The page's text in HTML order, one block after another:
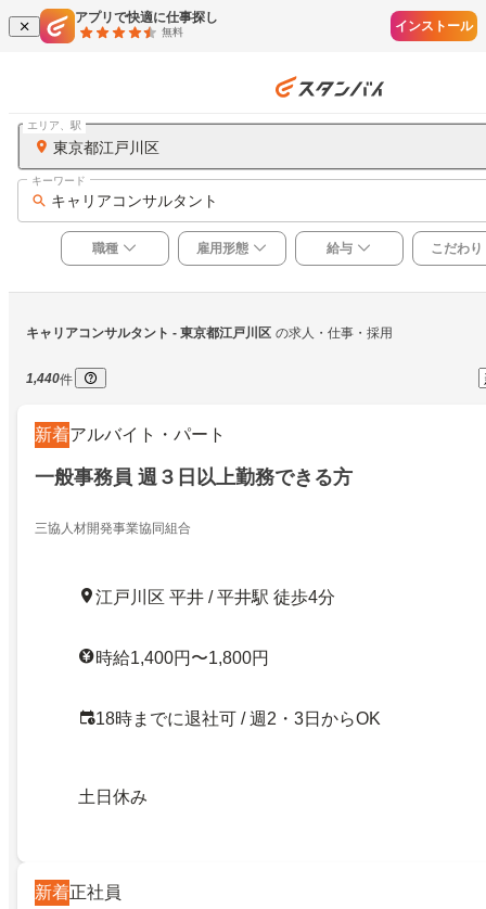
アプリで快適に仕事探し
無料 インストール
東京都江戸川区
エリア、駅
キャリアコンサルタント
キーワード
職種 雇用形態 給与 こだわり
キャリアコンサルタント - 東京都江戸川区 の求人・仕事・採用
1,440件
新着アルバイト・パート
一般事務員 週３日以上勤務できる方
三協人材開発事業協同組合
江戸川区 平井 / 平井駅 徒歩4分
時給1,400円〜1,800円
18時までに退社可 / 週2・3日からOK
土日休み
新着正社員